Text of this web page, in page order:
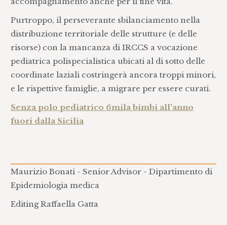
Purtroppo, il perseverante sbilanciamento nella
distribuzione territoriale delle strutture (e delle
risorse) con la mancanza di IRCCS a vocazione
pediatrica polispecialistica ubicati al di sotto delle
coordinate laziali costringerà ancora troppi minori,
e le rispettive famiglie, a migrare per essere curati.
Senza polo pediatrico 6mila bimbi all'anno
fuori dalla Sicilia
Maurizio Bonati - Senior Advisor - Dipartimento di
Epidemiologia medica
Editing Raffaella Gatta